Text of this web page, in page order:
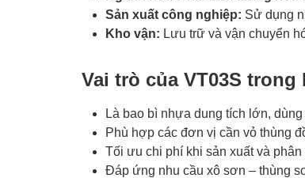
Sản xuất công nghiệp: Sử dụng
Kho vận: Lưu trữ và vận chuyển
Vai trò của VT03S
Là bao bì nhựa dung tích lớn,
Phù hợp các đơn vị cần vỏ thùng
Tối ưu chi phí khi sản xuất và
Đáp ứng nhu cầu xô sơn – thùng